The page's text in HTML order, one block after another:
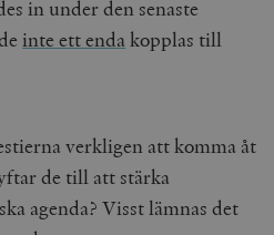
in under den senaste
inte ett enda kopplas till
verkligen att komma åt
de till att stärka
agenda? Visst lämnas det